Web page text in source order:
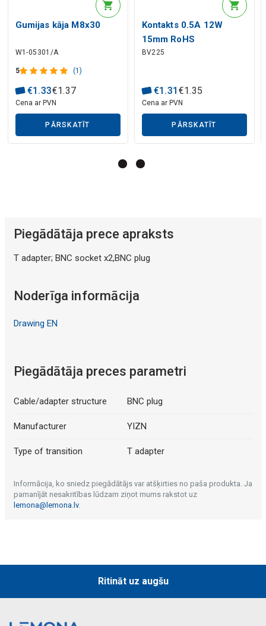
Mākslīgā intelekta apraksts
Mākslīgā intelekta apraksts
Gumijas kāja M8x30
W1-05301/A
5 (1)
€1 .33€1.37
Cena ar PVN
PĀRSKATĪT
Kontakts 0.5A 12W
15mm RoHS
BV225
€1 .31 €1.35
Cena ar PVN
PĀRSKATĪT
Piegādātāja prece apraksts
T adapter; BNC socket x2,BNC plug
Noderīga informācija
Drawing EN
Piegādātāja preces parametri
Cable/adapter structure BNC plug
Manufacturer YIZN
Type of transition T adapter
Informācija, ko sniedz piegādātājs var atšķirties no paša produkta. Ja
pamanījāt nesakritības lūdzam ziņot mums rakstot uz
lemona@lemona.lv.
Ritināt uz augšu